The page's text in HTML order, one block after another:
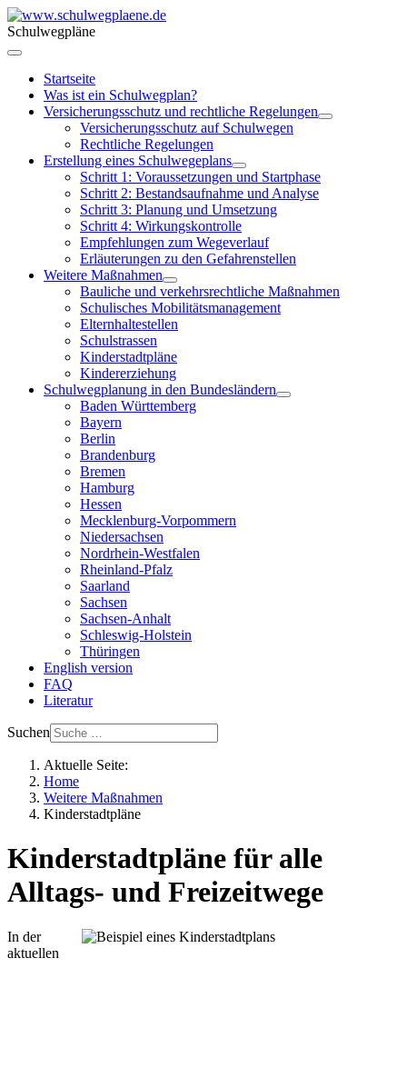
Schulwegpläne
Startseite
Was ist ein Schulwegplan?
Versicherungsschutz und rechtliche Regelungen
Versicherungsschutz auf Schulwegen
Rechtliche Regelungen
Erstellung eines Schulwegeplans
Schritt 1: Voraussetzungen und Startphase
Schritt 2: Bestandsaufnahme und Analyse
Schritt 3: Planung und Umsetzung
Schritt 4: Wirkungskontrolle
Empfehlungen zum Wegeverlauf
Erläuterungen zu den Gefahrenstellen
Weitere Maßnahmen
Bauliche und verkehrsrechtliche Maßnahmen
Schulisches Mobilitätsmanagement
Elternhaltestellen
Schulstrassen
Kinderstadtpläne
Kindererziehung
Schulwegplanung in den Bundesländern
Baden Württemberg
Bayern
Berlin
Brandenburg
Bremen
Hamburg
Hessen
Mecklenburg-Vorpommern
Niedersachsen
Nordrhein-Westfalen
Rheinland-Pfalz
Saarland
Sachsen
Sachsen-Anhalt
Schleswig-Holstein
Thüringen
English version
FAQ
Literatur
Suchen
Aktuelle Seite:
Home
Weitere Maßnahmen
Kinderstadtpläne
Kinderstadtpläne für alle
Alltags- und Freizeitwege
In der
aktuellen